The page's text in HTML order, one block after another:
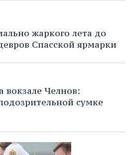
жаркого лета до
Спасской ярмарки
Челнов:
сумке